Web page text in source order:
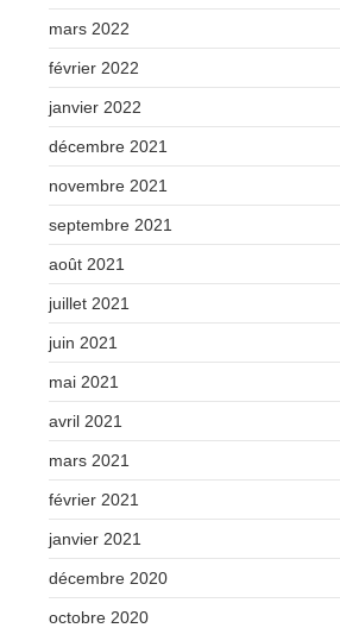
mars 2022
février 2022
janvier 2022
décembre 2021
novembre 2021
septembre 2021
août 2021
juillet 2021
juin 2021
mai 2021
avril 2021
mars 2021
février 2021
janvier 2021
décembre 2020
octobre 2020